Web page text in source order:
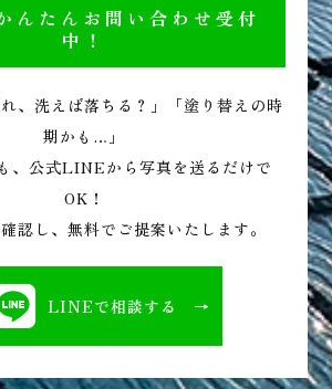
たんお問い合わせ受付
中！
れ、洗えば落ちる？」「塗り替えの時
期かも…」
、公式LINEから写真を送るだけで
OK！
認し、無料でご提案いたします。
LINEで相談する